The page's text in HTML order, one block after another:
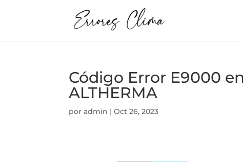
Código Error E9000
ALTHERMA
poradmin |Oct 26, 2023